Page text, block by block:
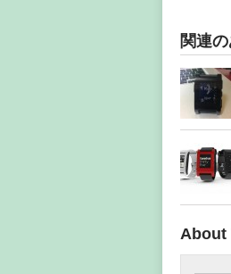
関連
About